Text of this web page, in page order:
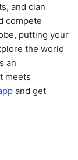
and clan
compete
putting your
the world
an
meets
and get